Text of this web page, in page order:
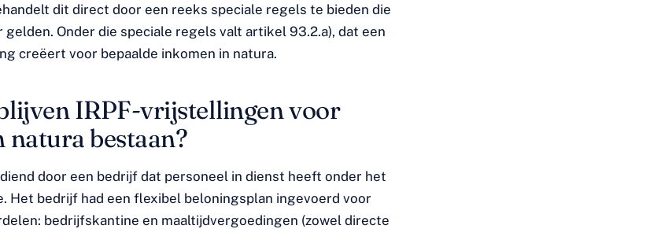
dit direct door een reeks speciale regels te bieden die
gelden. Onder die speciale regels valt artikel 93.2.a), dat een
creëert voor bepaalde inkomen in natura.
IRPF-vrijstellingen voor
natura bestaan?
door een bedrijf dat personeel in dienst heeft onder het
Het bedrijf had een flexibel beloningsplan ingevoerd voor
bedrijfskantine en maaltijdvergoedingen (zowel directe